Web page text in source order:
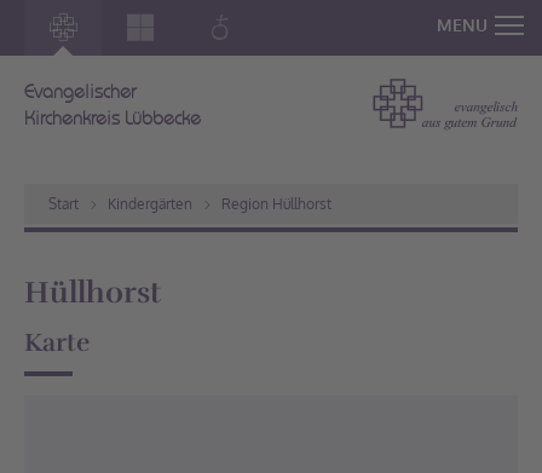
MENU
Evangelischer
Kirchenkreis Lübbecke
Start Kindergärten Region Hüllhorst
Hüllhorst
Karte